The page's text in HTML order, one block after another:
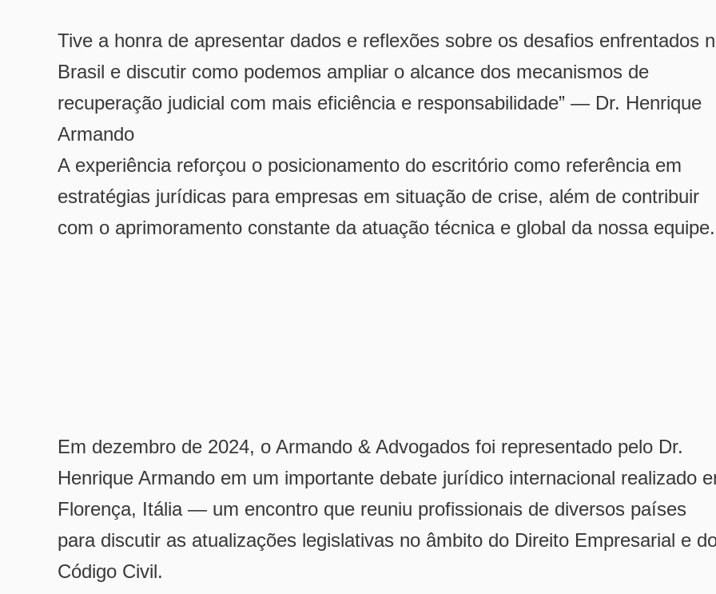
Tive a honra de apresentar dados e reflexões sobre os desafios enfrentados
Brasil e discutir como podemos ampliar o alcance dos mecanismos de
recuperação judicial com mais eficiência e responsabilidade” — Dr. Henrique
Armando
A experiência reforçou o posicionamento do escritório como referência em
estratégias jurídicas para empresas em situação de crise, além de contribuir
com o aprimoramento constante da atuação técnica e global da nossa equipe.
Em dezembro de 2024, o Armando & Advogados foi representado pelo Dr.
Henrique Armando em um importante debate jurídico internacional realizado
Florença, Itália — um encontro que reuniu profissionais de diversos países
para discutir as atualizações legislativas no âmbito do Direito Empresarial e
Código Civil.